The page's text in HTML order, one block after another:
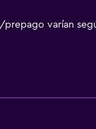
prepago varían